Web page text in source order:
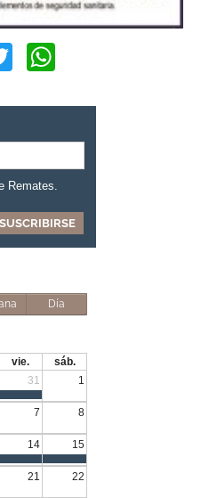
Twitter
Remates.
Día
vie.
sáb.
31 1
7 8
14 15
21 22